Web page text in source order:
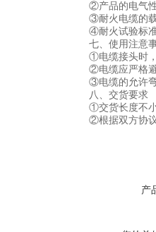
②产品的电气性
③耐火电缆的载
④耐火试验标准
七、使用注意
①电缆接头时，导
②电缆应严格避
③电缆的允许弯曲
八、交货要求
①交货长度不小于
②根据双方协议
产